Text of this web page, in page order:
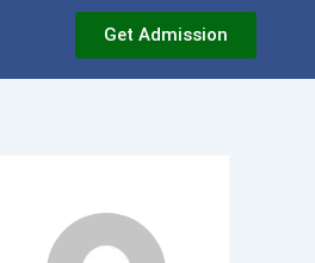
Get Admission